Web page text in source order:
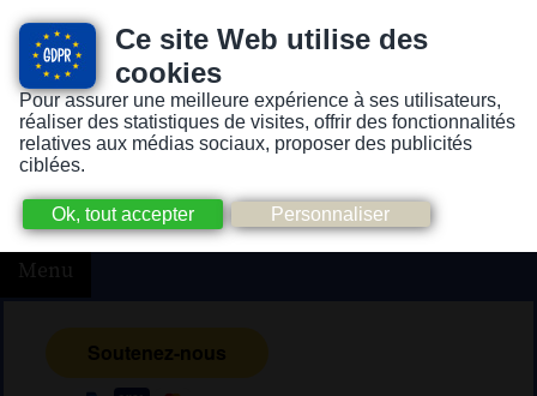
Ce site Web utilise des
cookies
Pour assurer une meilleure expérience à ses utilisateurs,
réaliser des statistiques de visites, offrir des fonctionnalités
relatives aux médias sociaux, proposer des publicités
ciblées.
Version pour personnes mal-voyantes ou non-voyantes
Menu